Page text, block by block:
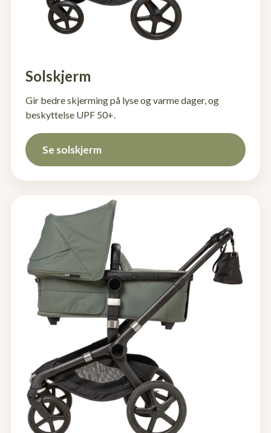
Solskjerm
Gir bedre skjerming på lyse og varme dager, og
beskyttelse UPF 50+.
Se solskjerm